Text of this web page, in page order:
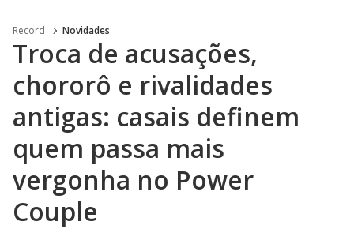
Record Novidades
Troca de acusações,
chororô e rivalidades
antigas: casais definem
quem passa mais
vergonha no Power
Couple